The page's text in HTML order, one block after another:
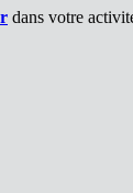
dans votre